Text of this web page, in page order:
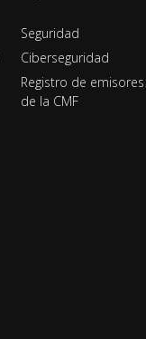
Seguridad
Ciberseguridad
Registro de emisores
de la CMF